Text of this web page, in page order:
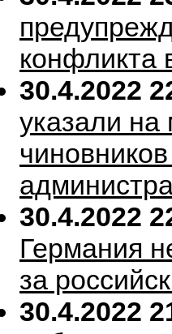
конфликта
30.4.2022
указали на
30.4.2022
Германия
за
30.4.2022